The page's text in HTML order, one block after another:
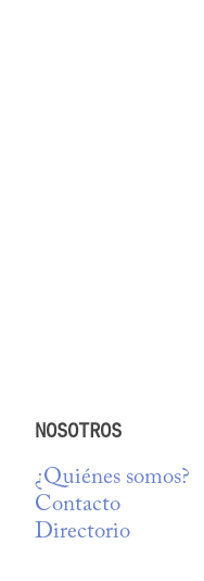
NOSOTROS
¿Quiénes somos?
Contacto
Directorio